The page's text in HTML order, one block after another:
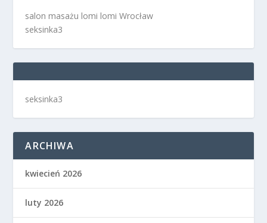
salon masażu lomi lomi Wrocław
seksinka3
seksinka3
ARCHIWA
kwiecień 2026
luty 2026